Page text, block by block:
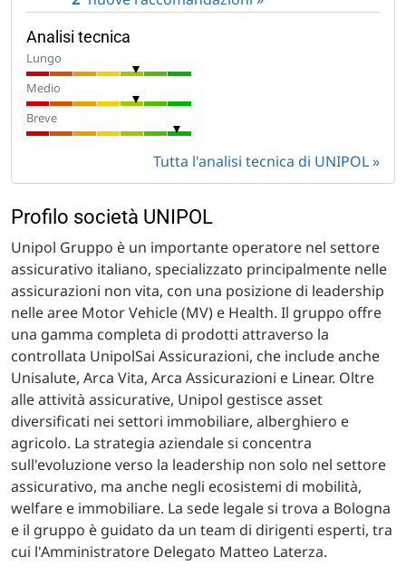
Analisi tecnica
Lungo
Medio
Breve
Tutta l'analisi tecnica di UNIPOL
Profilo società UNIPOL
Unipol Gruppo è un importante operatore nel settore
assicurativo italiano, specializzato principalmente nelle
assicurazioni non vita, con una posizione di leadership
nelle aree Motor Vehicle (MV) e Health. Il gruppo offre
una gamma completa di prodotti attraverso la
controllata UnipolSai Assicurazioni, che include anche
Unisalute, Arca Vita, Arca Assicurazioni e Linear. Oltre
alle attività assicurative, Unipol gestisce asset
diversificati nei settori immobiliare, alberghiero e
agricolo. La strategia aziendale si concentra
sull'evoluzione verso la leadership non solo nel settore
assicurativo, ma anche negli ecosistemi di mobilità,
welfare e immobiliare. La sede legale si trova a Bologna
e il gruppo è guidato da un team di dirigenti esperti, tra
cui l'Amministratore Delegato Matteo Laterza.